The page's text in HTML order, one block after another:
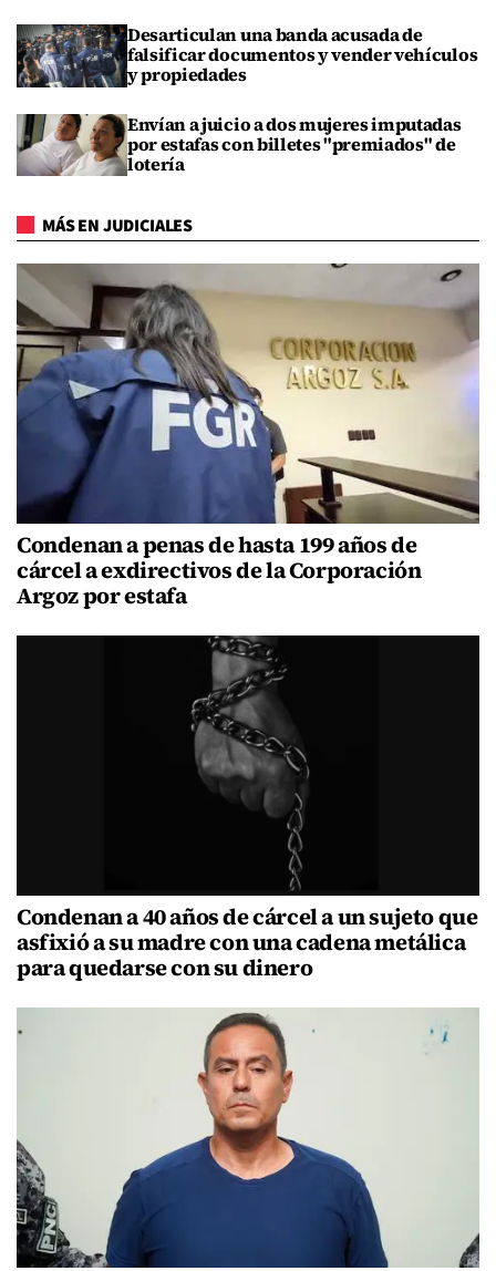
Desarticulan una banda acusada de
falsificar documentos y vender vehículos
y propiedades
Envían a juicio a dos mujeres imputadas
por estafas con billetes "premiados" de
lotería
MÁS EN JUDICIALES
Condenan a penas de hasta 199 años de
cárcel a exdirectivos de la Corporación
Argoz por estafa
Condenan a 40 años de cárcel a un sujeto que
asfixió a su madre con una cadena metálica
para quedarse con su dinero